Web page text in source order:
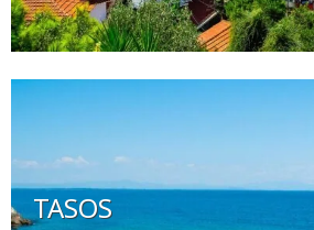
TASOS